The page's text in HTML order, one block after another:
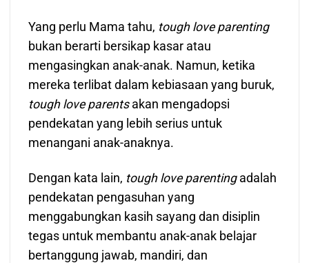
Yang perlu Mama tahu, tough love parenting
bukan berarti bersikap kasar atau
mengasingkan anak-anak. Namun, ketika
mereka terlibat dalam kebiasaan yang buruk,
tough love parents akan mengadopsi
pendekatan yang lebih serius untuk
menangani anak-anaknya.
Dengan kata lain, tough love parentingadalah
pendekatan pengasuhan yang
menggabungkan kasih sayang dan disiplin
tegas untuk membantu anak-anak belajar
bertanggung jawab, mandiri, dan